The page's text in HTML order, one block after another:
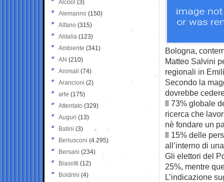
Bologna,
Matteo Salvini
regionali in
Secondo la
dovrebbe
Il 73% globale
ricerca che
nè fondare un
Il 15% delle
all’interno di
Gli elettori del
25%, mentre
L’indicazione
Alcool (3)
Alemanno (150)
Alfano (315)
Alitalia (123)
Ambiente (341)
AN (210)
Animali (74)
Arancioni (2)
arte (175)
Attentato (329)
Auguri (13)
Batini (3)
Berlusconi (4.295)
Bersani (234)
Biasotti (12)
Boldrini (4)